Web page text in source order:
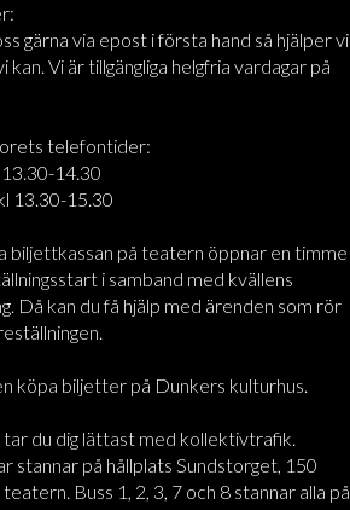
gärna via epost i första hand så hjälper vi
kan. Vi är tillgängliga helgfria vardagar på
telefontider:
14.30
13.30-15.30
biljettkassan på teatern öppnar en timme
i samband med kvällens
Då kan du få hjälp med ärenden som rör
köpa biljetter på Dunkers kulturhus.
du dig lättast med kollektivtrafik.
stannar på hållplats Sundstorget, 150
Buss 1, 2, 3, 7 och 8 stannar alla på